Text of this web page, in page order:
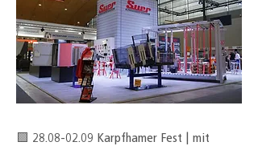
🟪 28.08-02.09 Karpfhamer Fest | mit